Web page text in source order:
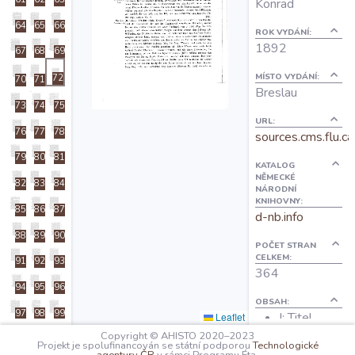
O projektu
Autoři
Nápověda
64 65 66
67 68 69
70 71 72
73 74 75
76 77 78
79 80 81
82 83 84
85 86 87
88 89 90
91 92 93
94 95 96
97 98 99
101 102
Leaflet
Konrad
ROK VYDÁNÍ:
1892
MÍSTO VYDÁNÍ:
Breslau
URL:
KATALOG
NĚMECKÉ
NÁRODNÍ
KNIHOVNY:
d-nb.info
POČET STRAN
CELKEM:
364
OBSAH:
I: Titel
Copyright © AHISTO 2020–2023
Projekt je spolufinancován se státní podporouTechnologické